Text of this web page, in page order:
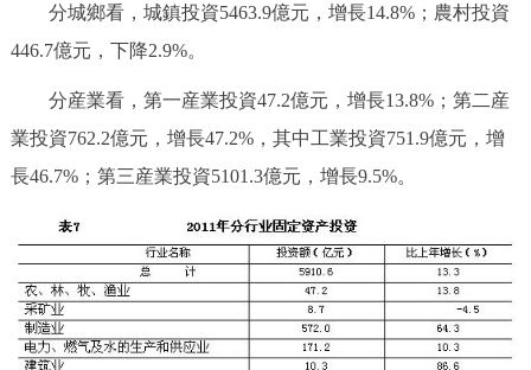
分城鄉看，城鎮投資5463.9億元，增長14.8%；農村投資
446.7億元，下降2.9%。
分産業看，第一産業投資47.2億元，增長13.8%；第二産
業投資762.2億元，增長47.2%，其中工業投資751.9億元，增
長46.7%；第三産業投資5101.3億元，增長9.5%。